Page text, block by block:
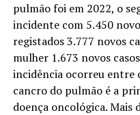
pulmão foi em 2022, o
incidente com 5.450
registados 3.777 novos
mulher 1.673 novos
incidência ocorreu entre
cancro do pulmão é a
doença oncológica.